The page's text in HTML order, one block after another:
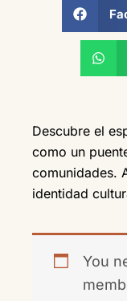
Descubre el
como un
comunidades.
identidad
You